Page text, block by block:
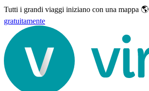
Tutti i grandi viaggi iniziano con una mappa 🌎
gratuitamente